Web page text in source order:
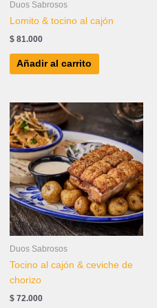
Duos Sabrosos
Lomito & tocino al cajón
$ 81.000
Añadir al carrito
Duos Sabrosos
Tocino al cajón & ceviche de
chorizo
$ 72.000